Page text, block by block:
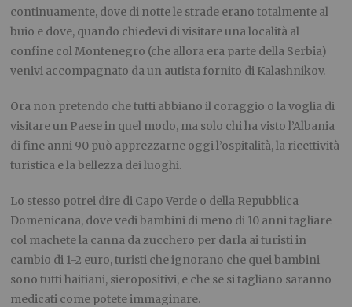
continuamente, dove di notte le strade erano totalmente al
buio e dove, quando chiedevi di visitare una località al
confine col Montenegro (che allora era parte della Serbia)
venivi accompagnato da un autista fornito di Kalashnikov.
Ora non pretendo che tutti abbiano il coraggio o la voglia di
visitare un Paese in quel modo, ma solo chi ha visto l’Albania
di fine anni 90 può apprezzarne oggi l’ospitalità, la ricettività
turistica e la bellezza dei luoghi.
Lo stesso potrei dire di Capo Verde o della Repubblica
Domenicana, dove vedi bambini di meno di 10 anni tagliare
col machete la canna da zucchero per darla ai turisti in
cambio di 1-2 euro, turisti che ignorano che quei bambini
sono tutti haitiani, sieropositivi, e che se si tagliano saranno
medicati come potete immaginare.